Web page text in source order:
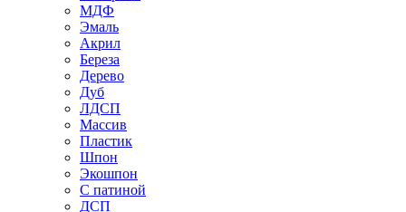
МДФ
Эмаль
Акрил
Береза
Дерево
Дуб
ЛДСП
Массив
Пластик
Шпон
Экошпон
С патиной
ДСП